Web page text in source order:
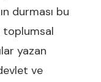
durması bu
toplumsal
yazan
ve